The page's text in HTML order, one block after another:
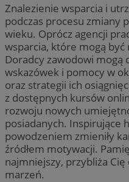
Znalezienie wsparcia i
podczas procesu zmiany
wieku. Oprócz agencji
wsparcia, które mogą
Doradcy zawodowi mogą
wskazówek i pomocy w
oraz strategii ich
z dostępnych kursów
rozwoju nowych
posiadanych. Inspirujące
powodzeniem zmieniły
źródłem motywacji.
najmniejszy, przybliża
marzeń.